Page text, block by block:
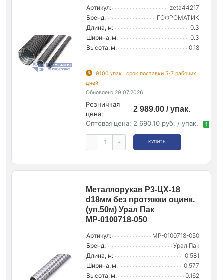
Артикул:
zeta44217
Бренд:
ГОФРОМАТИК
Длина, м:
0.3
Ширина, м:
0.3
Высота, м:
0.18
9100 упак., срок поставки 5-7 рабочих
дней
Обновлено 29.07.2026
Розничная
цена:
2 989.00 / упак.
Оптовая цена: 2 690.10 руб. / упак. !
- + КУПИТЬ
Металлорукав Р3-ЦХ-18
d18мм без протяжки оцинк.
(уп.50м) Урал Пак
МР-0100718-050
Артикул:
МР-0100718-050
Бренд:
Урал Пак
Длина, м:
0.581
Ширина, м:
0.577
Высота, м:
0.162